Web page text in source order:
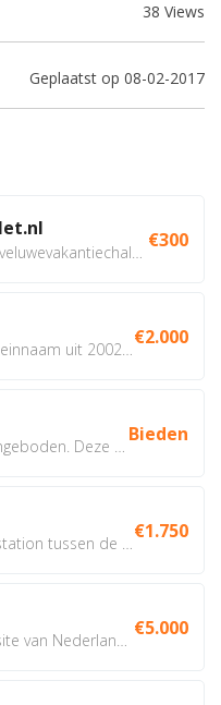
38 Views
Geplaatst op 08-02-2017
€300
€2.000
Bieden
€1.750
€5.000